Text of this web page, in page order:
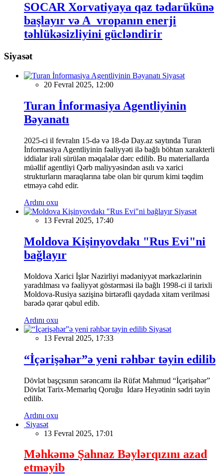
SOCAR Xorvatiyaya qaz tədarükünə
başlayır və A vropanın enerji
təhlükəsizliyini gücləndirir
Siyasət
Siyasət
20 Fevral 2025, 12:00
Turan İnformasiya Agentliyinin
Bəyanatı
2025-ci il fevralın 15-də və 18-də Day.az saytında Turan
İnformasiya Agentliyinin fəaliyyəti ilə bağlı böhtan xarakterli
iddialar irəli sürülən məqalələr dərc edilib. Bu materiallarda
müəllif agentliyi Qərb maliyyəsindən asılı və xarici
strukturların maraqlarına tabe olan bir qurum kimi təqdim
etməyə cəhd edir.
Ardını oxu
Siyasət
13 Fevral 2025, 17:40
Moldova Kişinyovdakı "Rus Evi"ni
bağlayır
Moldova Xarici İşlər Nazirliyi mədəniyyət mərkəzlərinin
yaradılması və fəaliyyət göstərməsi ilə bağlı 1998-ci il tarixli
Moldova-Rusiya sazişinə birtərəfli qaydada xitam verilməsi
barədə qərar qəbul edib.
Ardını oxu
Siyasət
13 Fevral 2025, 17:33
“İçərişəhər”ə yeni rəhbər təyin edilib
Dövlət başçısının sərəncamı ilə Rüfət Mahmud “İçərişəhər”
Dövlət Tarix-Memarlıq Qoruğu İdarə Heyətinin sədri təyin
edilib.
Ardını oxu
Siyasət
13 Fevral 2025, 17:01
Məhkəmə Şahnaz Bəylərqızını azad
etməyib